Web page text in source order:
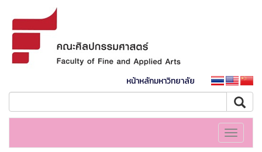
หน้าหลักมหาวิทยาลัย
Toggle